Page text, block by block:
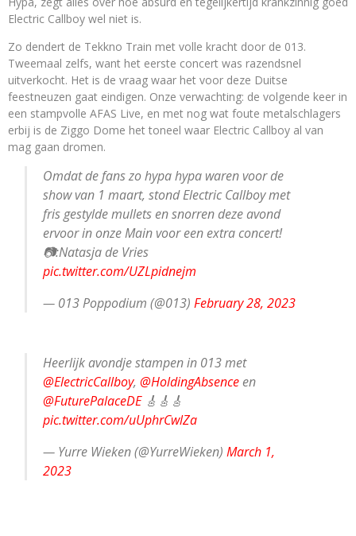
Electric Callboy wel niet is.
Zo dendert de Tekkno Train met volle kracht door de 013.
Tweemaal zelfs, want het eerste concert was razendsnel
uitverkocht. Het is de vraag waar het voor deze Duitse
feestneuzen gaat eindigen. Onze verwachting: de volgende keer in
een stampvolle AFAS Live, en met nog wat foute metalschlagers
erbij is de Ziggo Dome het toneel waar Electric Callboy al van
mag gaan dromen.
Omdat de fans zo hypa hypa waren voor de
show van 1 maart, stond Electric Callboy met
fris gestylde mullets en snorren deze avond
ervoor in onze Main voor een extra concert!
📷:Natasja de Vries
pic.twitter.com/UZLpidnejm
— 013 Poppodium (@013)February 28, 2023
Heerlijk avondje stampen in 013 met
@ElectricCallboy,@HoldingAbsenceen
@FuturePalaceDE🎸🎸🎸
pic.twitter.com/uUphrCwlZa
— Yurre Wieken (@YurreWieken)March 1,
2023